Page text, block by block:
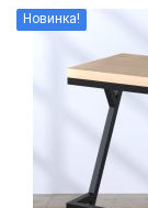
Новинка!